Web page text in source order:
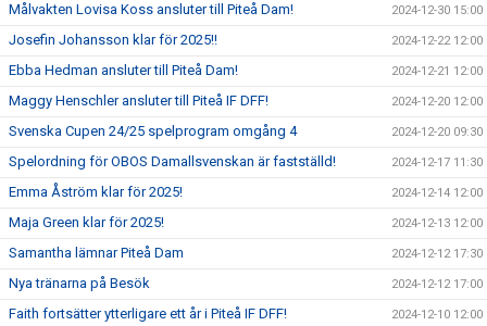
Målvakten Lovisa Koss ansluter till Piteå Dam! 2024-12-30 15:00
Josefin Johansson klar för 2025!! 2024-12-22 12:00
Ebba Hedman ansluter till Piteå Dam! 2024-12-21 12:00
Maggy Henschler ansluter till Piteå IF DFF! 2024-12-20 12:00
Svenska Cupen 24/25 spelprogram omgång 4 2024-12-20 09:30
Spelordning för OBOS Damallsvenskan är fastställd! 2024-12-17 11:30
Emma Åström klar för 2025! 2024-12-14 12:00
Maja Green klar för 2025! 2024-12-13 12:00
Samantha lämnar Piteå Dam 2024-12-12 17:30
Nya tränarna på Besök 2024-12-12 17:00
Faith fortsätter ytterligare ett år i Piteå IF DFF! 2024-12-10 12:00